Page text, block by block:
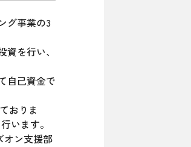
グ事業の3
を行い、
自己資金で
おりま
います。
オン支援部